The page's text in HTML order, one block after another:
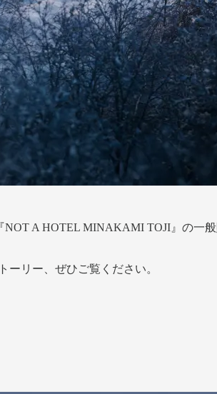
NOT A HOTEL MINAKAMI TOJI』の
リー、ぜひご覧ください。